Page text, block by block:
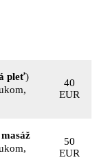
pleť)
40
EUR
50
EUR